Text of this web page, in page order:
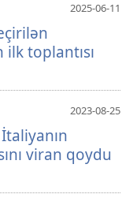
2025-06-11
toplantısı
2023-08-25
viran qoydu